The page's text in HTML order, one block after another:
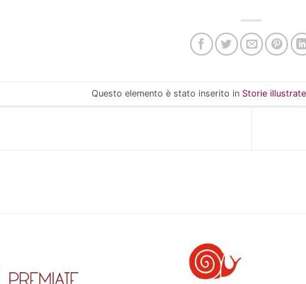
Questo elemento è stato inserito in Storie illustrate